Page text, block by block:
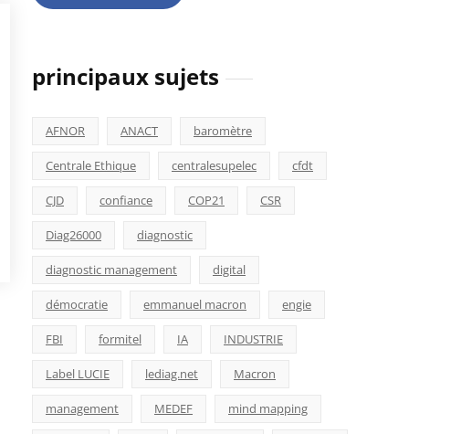
principaux sujets
AFNOR ANACT baromètre
Centrale Ethique centralesupelec cfdt
CJD confiance COP21 CSR
Diag26000 diagnostic
diagnostic management digital
démocratie emmanuel macron engie
FBI formitel IA INDUSTRIE
Label LUCIE lediag.net Macron
management MEDEF mind mapping